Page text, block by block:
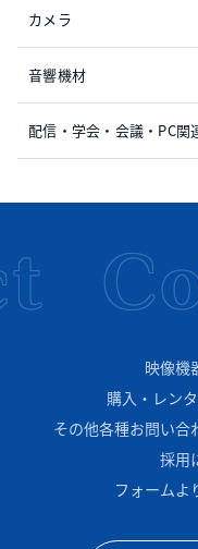
カメラ
音響機材
配信・学会・会議・PC関
映像機
購入・レン
その他各種お問い合
採用
フォームよ